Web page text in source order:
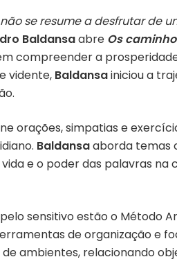
não se resume a desfrutar de
Baldansaabre Os
compreender a
vidente, Baldansainiciou a
orações, simpatias e
Baldansaaborda temas
e o poder das palavras na
sensitivo estão o Método
de organização e
ambientes, relacionando